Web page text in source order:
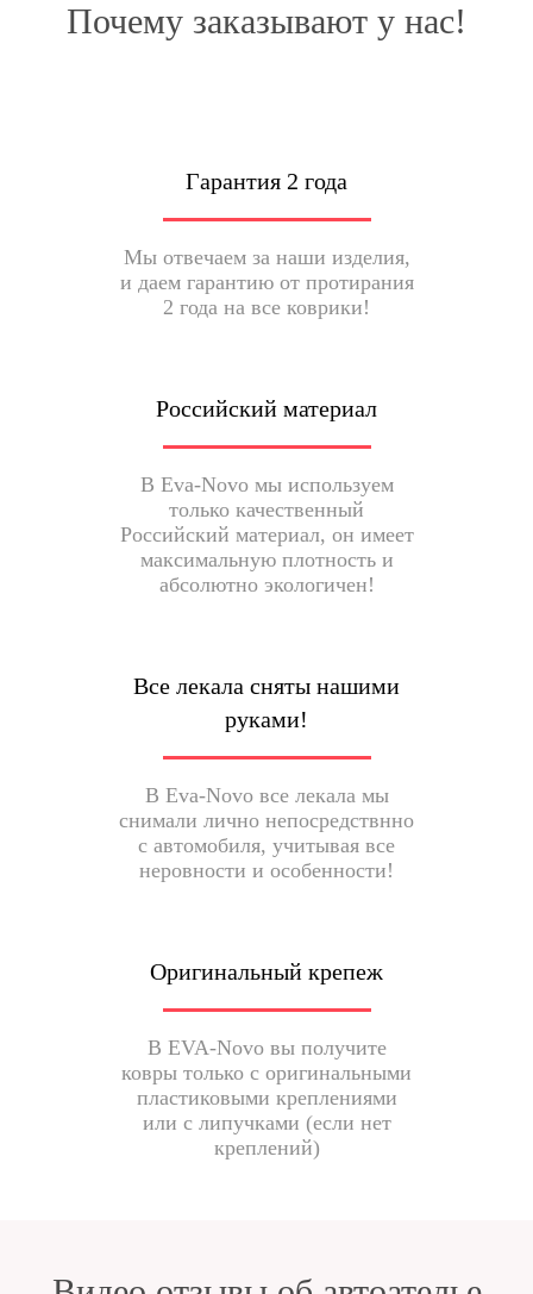
Почему заказывают у нас!
Гарантия 2 года
Мы отвечаем за наши изделия,
и даем гарантию от протирания
2 года на все коврики!
Российский материал
В Eva-Novo мы используем
только качественный
Российский материал, он имеет
максимальную плотность и
абсолютно экологичен!
Все лекала сняты нашими
руками!
В Eva-Novo все лекала мы
снимали лично непосредствнно
с автомобиля, учитывая все
неровности и особенности!
Оригинальный крепеж
В EVA-Novo вы получите
ковры только с оригинальными
пластиковыми креплениями
или с липучками (если нет
креплений)